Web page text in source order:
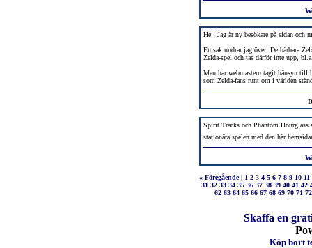
Hej! Jag är ny besökare på sidan och
En sak undrar jag över: De bärbara
Zelda-spel och tas därför inte upp,
Men har webmastern tagit hänsyn till
som Zelda-fans runt om i världen
Spirit Tracks och Phantom Hourglass
stationära spelen med den här
« Föregående| 1 23 4 5 6 7 8 9 10 11
31 32 33 34 35 36 37 38 39 40 41 42
62 63 64 65 66 67 68 69 70 71 72
Skaffa en
Köp bort